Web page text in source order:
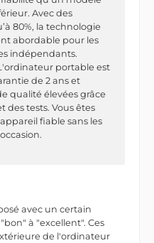
Avec des
80%, la technologie
abordable pour les
indépendants.
portable est
de 2 ans et
qualité élevées grâce
des tests. Vous êtes
fiable sans les
avec un certain
à "excellent". Ces
de l'ordinateur